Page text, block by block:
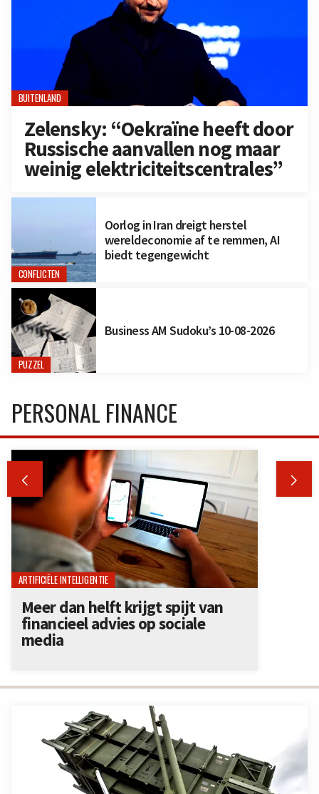
BUITENLAND
Zelensky: “Oekraïne heeft door
Russische aanvallen nog maar
weinig elektriciteitscentrales”
CONFLICTEN
Oorlog in Iran dreigt herstel
wereldeconomie af te remmen, AI
biedt tegengewicht
PUZZEL
Business AM Sudoku’s 10-08-2026
PERSONAL FINANCE
 
ARTIFICIËLE INTELLIGENTIE
Meer dan helft krijgt spijt van
financieel advies op sociale
media